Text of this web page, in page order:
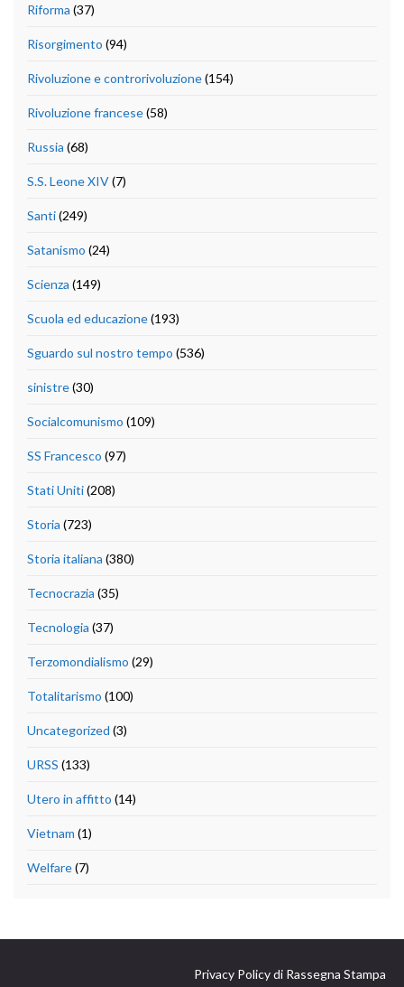
Riforma (37)
Risorgimento (94)
Rivoluzione e controrivoluzione(154)
Rivoluzione francese(58)
Russia (68)
S.S. Leone XIV(7)
Santi(249)
Satanismo (24)
Scienza (149)
Scuola ed educazione(193)
Sguardo sul nostro tempo (536)
sinistre(30)
Socialcomunismo (109)
SS Francesco (97)
Stati Uniti(208)
Storia (723)
Storia italiana (380)
Tecnocrazia (35)
Tecnologia (37)
Terzomondialismo (29)
Totalitarismo (100)
Uncategorized (3)
URSS (133)
Utero in affitto (14)
Vietnam (1)
Welfare(7)
Privacy Policy di Rassegna Stampa